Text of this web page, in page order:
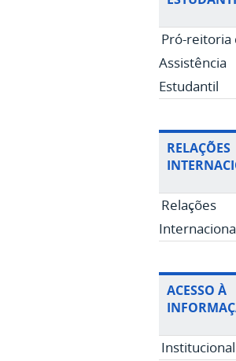
Pró-reitoria
Assistência
Estudantil
RELAÇÕES
Relações
ACESSO À
Institucional